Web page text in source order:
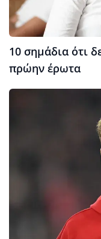
10 σημάδια ότι
πρώην έρωτα